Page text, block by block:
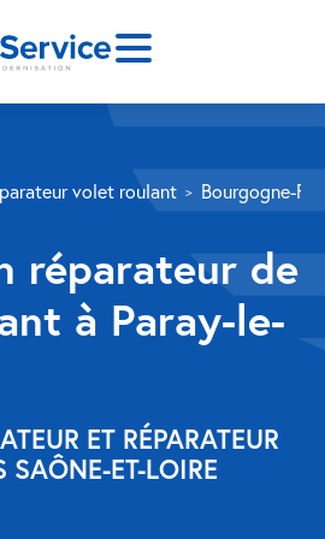
volet roulant Bourgogne-
réparateur de
à Paray-le-
ET RÉPARATEUR
SAÔNE-ET-LOIRE